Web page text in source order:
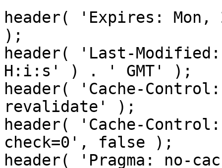
header( 'Expires: Mon,
);
header( 'Last-
H:i:s' ) . ' GMT' );
header( 'Cache-
revalidate' );
header( 'Cache-
check=0', false );
header( 'Pragma: no-